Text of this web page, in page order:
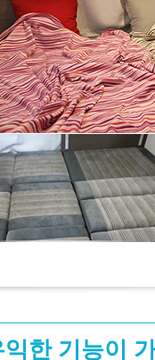
한 기능이